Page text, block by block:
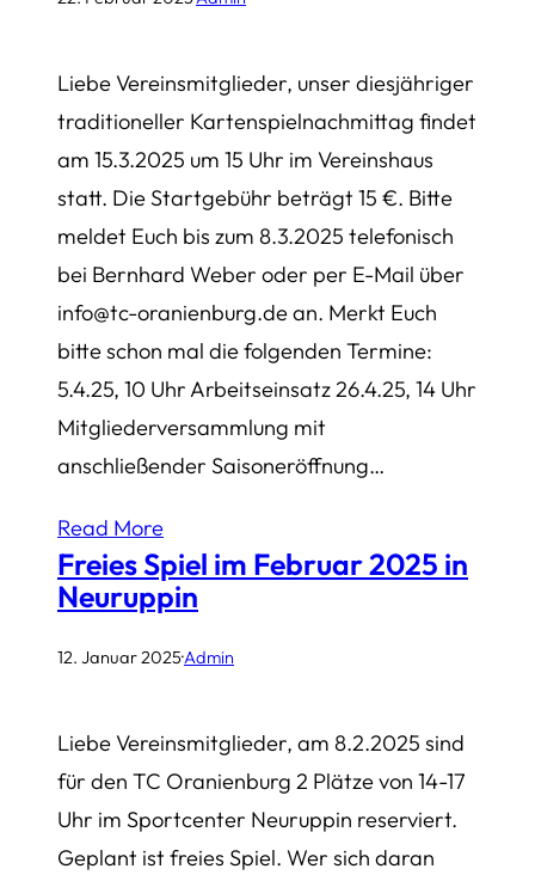
Liebe Vereinsmitglieder, unser diesjähriger
traditioneller Kartenspielnachmittag findet
am 15.3.2025 um 15 Uhr im Vereinshaus
statt. Die Startgebühr beträgt 15 €. Bitte
meldet Euch bis zum 8.3.2025 telefonisch
bei Bernhard Weber oder per E-Mail über
info@tc-oranienburg.de an. Merkt Euch
bitte schon mal die folgenden Termine:
5.4.25, 10 Uhr Arbeitseinsatz 26.4.25, 14 Uhr
Mitgliederversammlung mit
anschließender Saisoneröffnung…
Read More
Freies Spiel im Februar 2025 in
Neuruppin
12. Januar 2025·Admin
Liebe Vereinsmitglieder, am 8.2.2025 sind
für den TC Oranienburg 2 Plätze von 14-17
Uhr im Sportcenter Neuruppin reserviert.
Geplant ist freies Spiel. Wer sich daran